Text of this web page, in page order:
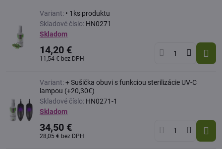
Variant: • 1ks produktu
Skladové číslo: HN0271
Skladom
14,20 €
11,54 € bez DPH
Variant: + Sušička obuvi s funkciou sterilizácie UV-C
lampou (+20,30€)
Skladové číslo: HN0271-1
Skladom
34,50 €
28,05 € bez DPH